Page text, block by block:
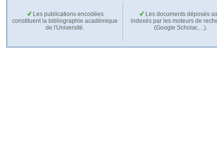
Les publications encodées
constituent la bibliographie académique
de l'Université.
Les documents déposés
indexés par les moteurs de
(Google Scholar,…).